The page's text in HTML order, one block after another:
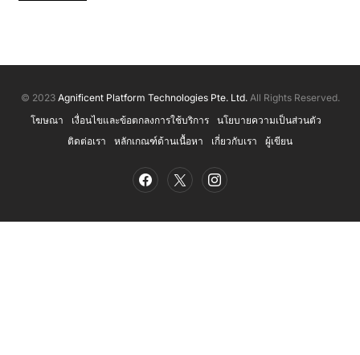
© 2023 Agnificent Platform Technologies Pte. Ltd. All Rights Reserved.
โฆษณา เงื่อนไขและข้อตกลงการใช้บริการ
นโยบายความเป็นส่วนตัว
ติดต่อเรา
หลักเกณฑ์ด้านเนื้อหา เกี่ยวกับเรา ผู้เขียน